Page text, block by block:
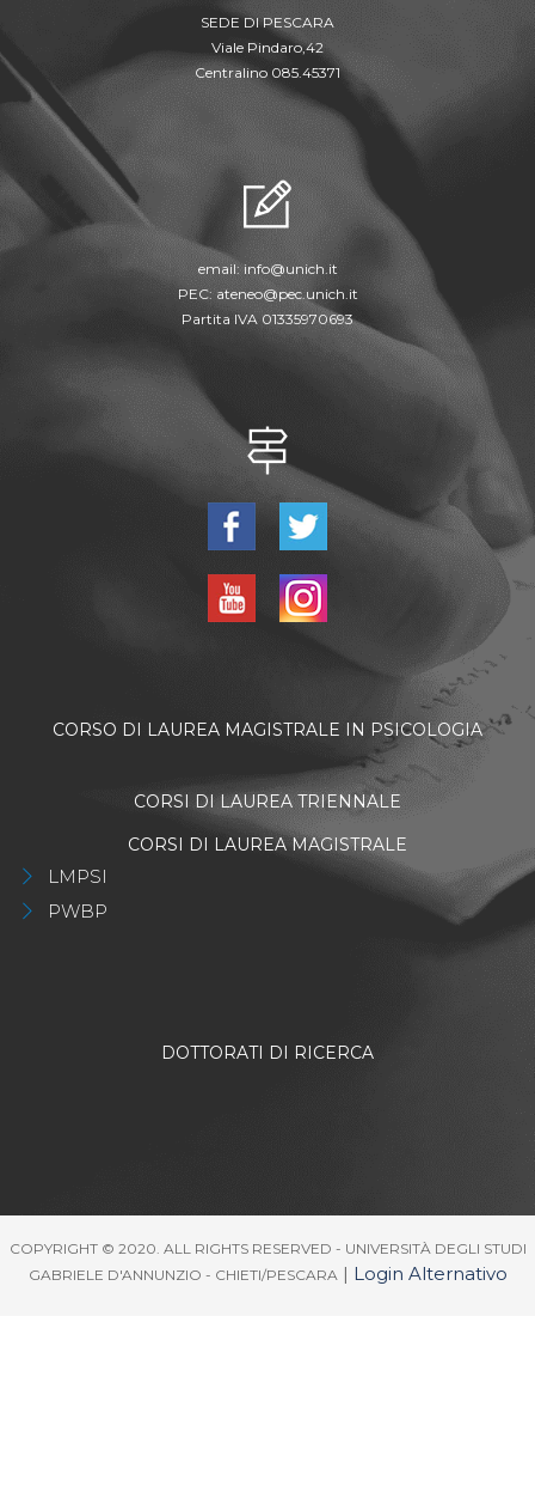
SEDE DI PESCARA
Viale Pindaro,42
Centralino 085.45371
email: info@unich.it
PEC: ateneo@pec.unich.it
Partita IVA 01335970693
CORSO DI LAUREA MAGISTRALE IN PSICOLOGIA
CORSI DI LAUREA TRIENNALE
CORSI DI LAUREA MAGISTRALE
LMPSI
PWBP
DOTTORATI DI RICERCA
COPYRIGHT © 2020. ALL RIGHTS RESERVED - UNIVERSITÀ DEGLI STUDI
GABRIELE D'ANNUNZIO - CHIETI/PESCARA| Login Alternativo